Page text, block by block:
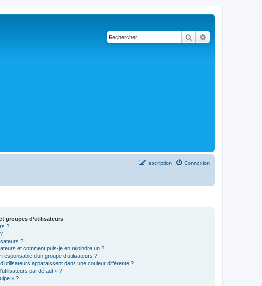
Rechercher
Connexion
Inscription
groupes d’utilisateurs
?
?
et comment puis-je en rejoindre un ?
d’un groupe d’utilisateurs ?
apparaissent dans une couleur différente ?
par défaut » ?
» ?